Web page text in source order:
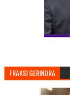
FRAKSI GERINDRA